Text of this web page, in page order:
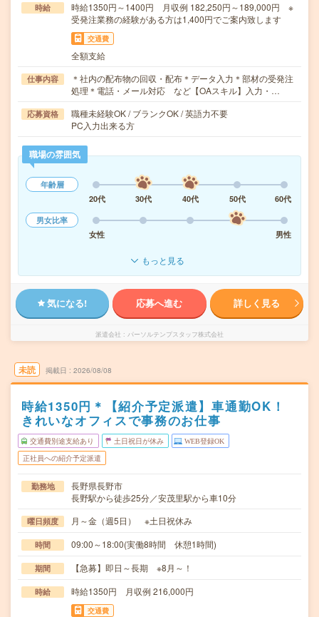
時給
時給1350円～1400円 月収例 182,250円～189,000円 ※
受発注業務の経験がある方は1,400円でご案内致します
交通費
全額支給
仕事内容
＊社内の配布物の回収・配布＊データ入力＊部材の受発注
処理＊電話・メール対応 など【OAスキル】入力・…
応募資格
職種未経験OK / ブランクOK / 英語力不要
PC入力出来る方
職場の雰囲気
年齢層
20代
30代 40代 50代
60代
男女比率
女性
男性
もっと見る
気になる! 応募へ進む 詳しく見る
派遣会社 パーソルテンプスタッフ株式会社
未読 掲載日 2026/08/08
時給1350円＊【紹介予定派遣】車通勤OK！
きれいなオフィスで事務のお仕事
交通費別途支給あり 土日祝日が休み WEB登録OK
正社員への紹介予定派遣
勤務地
長野県長野市
長野駅から徒歩25分／安茂里駅から車10分
曜日頻度 月～金（週5日） ※土日祝休み
時間 09:00～18:00(実働8時間 休憩1時間)
期間 【急募】即日～長期 ※8月～！
時給 時給1350円 月収例 216,000円
交通費